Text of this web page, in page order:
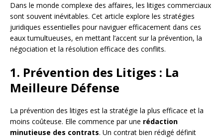
Dans le monde complexe des affaires, les litiges commerciaux
sont souvent inévitables. Cet article explore les stratégies
juridiques essentielles pour naviguer efficacement dans ces
eaux tumultueuses, en mettant l’accent sur la prévention, la
négociation et la résolution efficace des conflits.
1. Prévention des Litiges : La
Meilleure Défense
La prévention des litiges est la stratégie la plus efficace et la
moins coûteuse. Elle commence par une rédaction
minutieuse des contrats. Un contrat bien rédigé définit